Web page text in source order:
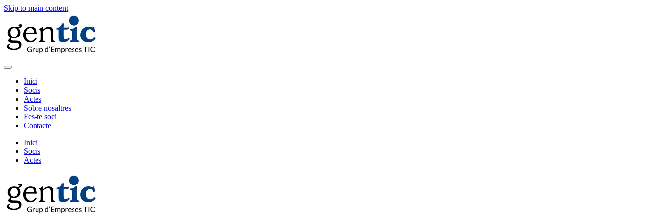
Skip to main content
Inici
Socis
Actes
Sobre nosaltres
Fes-te soci
Contacte
Inici
Socis
Actes